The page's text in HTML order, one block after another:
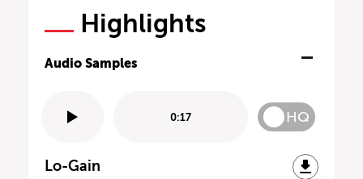
Highlights
Audio Samples
0:17 HQ
Lo-Gain